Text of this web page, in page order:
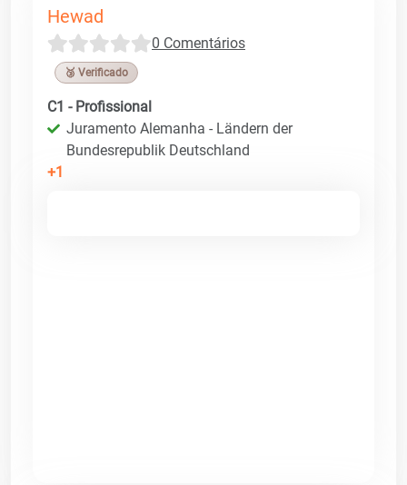
Hewad
0 Comentários
🥉 Verificado
C1 - Profissional
Juramento Alemanha - Ländern der
Bundesrepublik Deutschland
+1